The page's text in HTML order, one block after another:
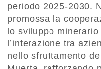
periodo 2025-2030.
promossa la
lo sviluppo
l’interazione tra
nello sfruttamento